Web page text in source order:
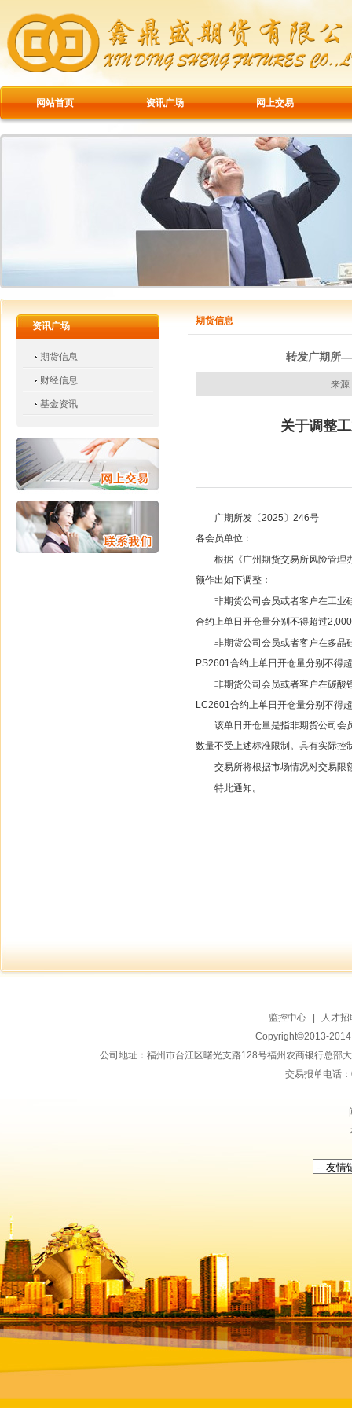
网站首页 资讯广场 网上交易
资讯广场
期货信息
财经信息
基金资讯
期货信息
转发广期所
来
关于调整
广期所发〔2025〕246号
各会员单位：
根据《广州期货交易所风险管理
额作出如下调整：
非期货公司会员或者客户在工
合约上单日开仓量分别不得超过
非期货公司会员或者客户在多
PS2601合约上单日开仓量分别不得
非期货公司会员或者客户在碳
LC2601合约上单日开仓量分别不得
该单日开仓量是指非期货公司会
数量不受上述标准限制。具有实际控
交易所将根据市场情况对交易限
特此通知。
监控中心
人才招
Copyright©2013-
公司地址：福州市台江区曙光支路128号福州农商银行总
交易报单电话